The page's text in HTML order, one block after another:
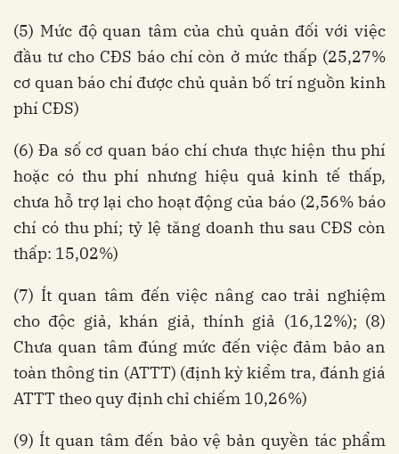
(5) Mức độ quan tâm của chủ quản đối với việc
đầu tư cho CĐS báo chí còn ở mức thấp (25,27%
cơ quan báo chí được chủ quản bố trí nguồn kinh
phí CĐS)
(6) Đa số cơ quan báo chí chưa thực hiện thu phí
hoặc có thu phí nhưng hiệu quả kinh tế thấp,
chưa hỗ trợ lại cho hoạt động của báo (2,56% báo
chí có thu phí; tỷ lệ tăng doanh thu sau CĐS còn
thấp: 15,02%)
(7) Ít quan tâm đến việc nâng cao trải nghiệm
cho độc giả, khán giả, thính giả (16,12%); (8)
Chưa quan tâm đúng mức đến việc đảm bảo an
toàn thông tin (ATTT) (định kỳ kiểm tra, đánh giá
ATTT theo quy định chỉ chiếm 10,26%)
(9) Ít quan tâm đến bảo vệ bản quyền tác phẩm